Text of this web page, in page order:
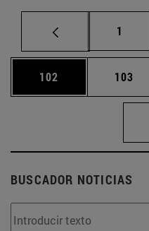
Página
1
Página
102 Página
103
BUSCADOR NOTICIAS